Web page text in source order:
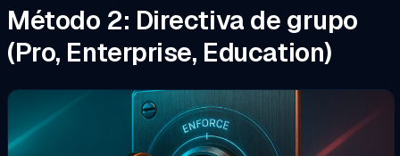
Método 2: Directiva de grupo
(Pro, Enterprise, Education)